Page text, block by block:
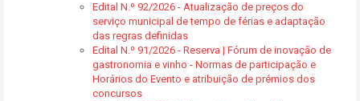
Edital N.º 92/2026 - Atualização de preços do
serviço municipal de tempo de férias e adaptação
das regras definidas
Edital N.º 91/2026 - Reserva | Fórum de inovação de
gastronomia e vinho - Normas de participação e
Horários do Evento e atribuição de prémios dos
concursos